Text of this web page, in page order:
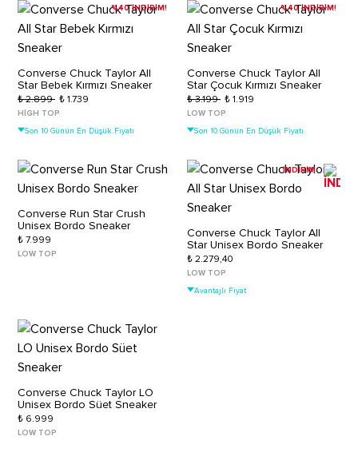
%40 İNDİRİM!
Converse Chuck Taylor All
Star Bebek Kırmızı Sneaker
₺ 2.899 ₺ 1.739
HIGH TOP
Son 10 Günün En Düşük Fiyatı
%40 İNDİRİM!
Converse Chuck Taylor All
Star Çocuk Kırmızı Sneaker
₺ 3.199 ₺ 1.919
LOW TOP
Son 10 Günün En Düşük Fiyatı
Converse Run Star Crush
Unisex Bordo Sneaker
₺ 7.999
LOW TOP
İNDİRİM
Converse Chuck Taylor All
Star Unisex Bordo Sneaker
₺ 2.279,40
LOW TOP
Avantajlı Fiyat
Converse Chuck Taylor LO
Unisex Bordo Süet Sneaker
₺ 6.999
LOW TOP